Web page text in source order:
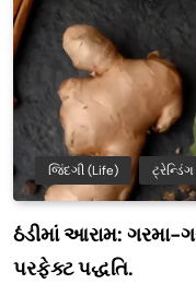
જિંદગી (Life)
ઠંડીમાં આરામ: ગરમા-
પરફેક્ટ પદ્ધતિ.